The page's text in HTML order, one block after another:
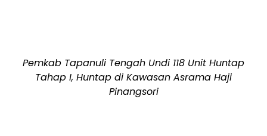
Pemkab Tapanuli Tengah Undi 118 Unit Huntap
Tahap I, Huntap di Kawasan Asrama Haji
Pinangsori